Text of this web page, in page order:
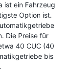
ist ein Fahrzeug
Option ist.
Die Preise für
40 CUC (40
bis